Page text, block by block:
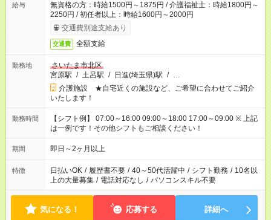
給与
無資格の方：時給1500円～1875円 / 介護福祉士：時給1800円～
2250円 / 初任者以上：時給1600円～2000円
交通費別途支給あり
交通費 全額支給
勤務地
さいたま市北区
宮原駅 / 土呂駅 / 日進(埼玉県)駅 / …
介護施設 ★自宅近くの施設など、ご希望に合わせてご紹介
いたします！
勤務時間
【シフト例】 07:00～16:00 09:00～18:00 17:00～09:00 ※ 上記
は一例です！その他シフトもご相談ください！
期間 即日～2ヶ月以上
特徴 日払いOK / 履歴書不要 / 40～50代活躍中 / シフト勤務 / 10名以
上の大量募集 / 電話対応なし / パソコンスキル不要
気になる！ 応募する 詳細へ